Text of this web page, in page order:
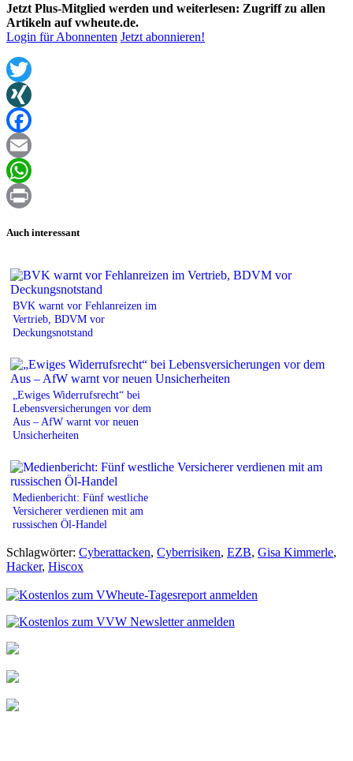
Jetzt Plus-Mitglied werden und weiterlesen: Zugriff zu allen
Artikeln auf vwheute.de.
Login für Abonnenten Jetzt abonnieren!
Twitter
XING
Facebook
Email
WhatsApp
Auch interessant
BVK warnt vor Fehlanreizen im
Vertrieb, BDVM vor
Deckungsnotstand
„Ewiges Widerrufsrecht“ bei
Lebensversicherungen vor dem
Aus – AfW warnt vor neuen
Unsicherheiten
Medienbericht: Fünf westliche
Versicherer verdienen mit am
russischen Öl-Handel
Schlagwörter: Cyberattacken, Cyberrisiken, EZB, Gisa Kimmerle,
Hacker, Hiscox